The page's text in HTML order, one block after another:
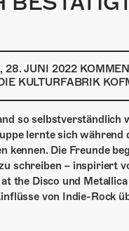
UNS
28. JUNI 2022
KULTURFABRIK
so selbstverständlich
lernte sich während
kennen. Die Freunde
schreiben – inspiriert
the Disco und
von Indie-Rock